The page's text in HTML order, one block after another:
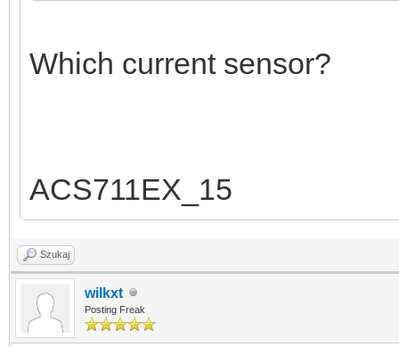
Which current sensor?
ACS711EX_15
Szukaj
wilkxt
Posting Freak